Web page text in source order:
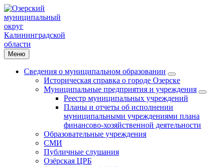
Меню
Сведения о муниципальном образовании
Историческая справка о городе Озерске
Муниципальные предприятия и учреждения
Реестр муниципальных учреждений
Планы и отчеты об исполнении
муниципальными учреждениями плана
финансово-хозяйственной деятельности
Образовательные учреждения
СМИ
Публичные слушания
Озёрская ЦРБ